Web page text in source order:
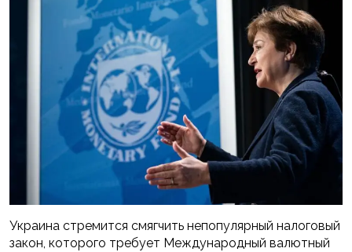
Украина стремится смягчить непопулярный налоговый
закон, которого требует Международный валютный